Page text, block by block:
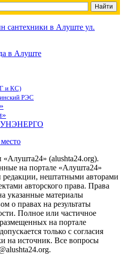
и КС)
РЭС
(alushta24.org).
на портале «Алушта24»
редакции, нештатными авторами
авторского права. Права
указанные материалы
о правах на результаты
Полное или частичное
на портале
только с согласия
на источник. Все вопросы